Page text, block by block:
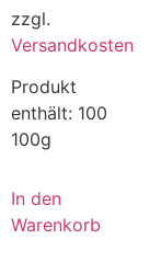
zzgl.
Versandkosten
Produkt
enthält: 100
100g
In den
Warenkorb